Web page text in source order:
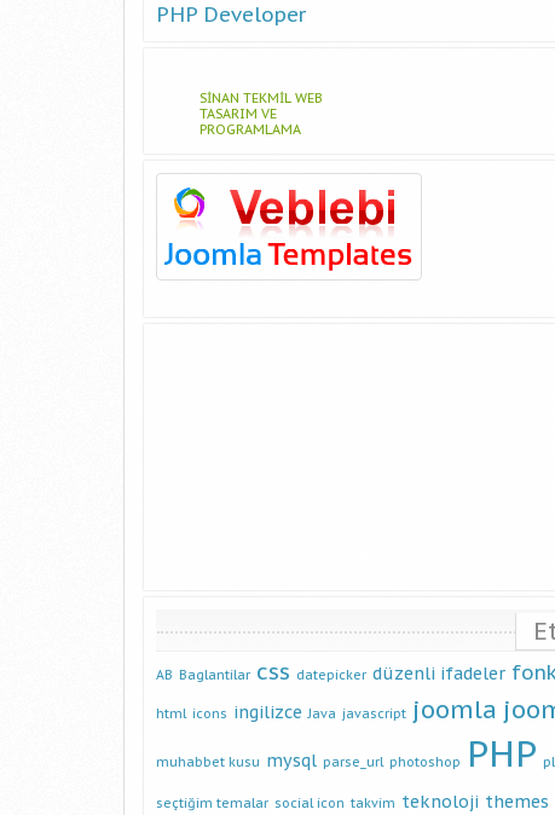
PHP Developer
SINAN TEKMIL WEB
TASARIM VE
PROGRAMLAMA
AB Baglantilar css datepicker düzenli ifadeler
html icons ingilizce Java javascript joomla
muhabbet kusu mysql parse_url photoshop PHP
seçtiğim temalar social icon takvim teknoloji themes